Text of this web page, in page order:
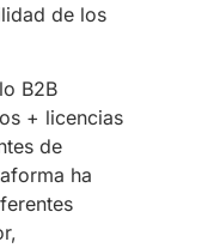
de los
B2B
+ licencias
de
ha